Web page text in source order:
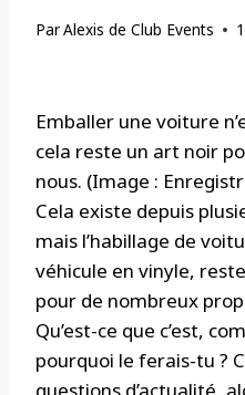
ParAlexis de Club Events
Emballer une voiture
cela reste un art noir
nous. (Image :
Cela existe depuis
mais l’habillage de
véhicule en vinyle,
pour de nombreux
Qu’est-ce que c’est,
pourquoi le ferais-tu ?